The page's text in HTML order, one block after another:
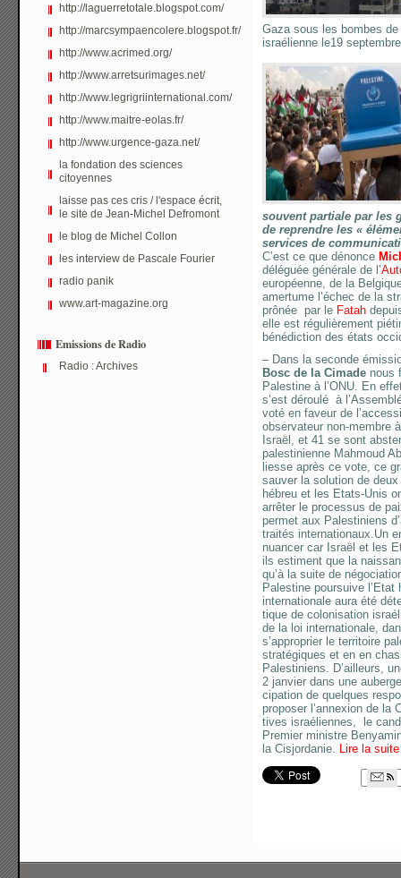
http://laguerretotale.blogspot.com/
http://marcsympaencolere.blogspot.fr/
http://www.acrimed.org/
http://www.arretsurimages.net/
http://www.legrigriinternational.com/
http://www.maitre-eolas.fr/
http://www.urgence-gaza.net/
la fondation des sciences
citoyennes
laisse pas ces cris / l'espace écrit,
le site de Jean-Michel Defromont
le blog de Michel Collon
les interview de Pascale Fourier
radio panik
www.art-magazine.org
Emissions de Radio
Radio : Archives
Gaza sous les bombes de
israélienne le19
souvent partiale par les
de reprendre les «
services de
C’est ce que dénonce
déléguée générale de l’
européenne, de la
amertume l’échec de la
prônée par le Fatah
elle est régulièrement
bénédiction des états
– Dans la seconde
Bosc de la Cimade nous
Palestine à l’ONU. En
s’est déroulé à
voté en faveur de
observateur non-membre
Israël, et 41 se sont
palestinienne Mahmoud
liesse après ce vote, ce
sauver la solution de
hébreu et les Etats-Unis
arrêter le processus de
permet aux Palestiniens
traités internationaux.Un
nuancer car Israël et les
ils estiment que la
qu’à la suite de
Palestine poursuive
internationale aura été
tique de colo­ni­sation
de la loi inter­na­tionale,
s’approprier le ter­ri­toire
stra­té­giques et en en
Pales­ti­niens. D’ailleurs,
2 janvier dans une
ci­pation de quelques
pro­poser l’annexion de
tives israé­liennes, le
Premier ministre
la Cisjordanie. Lire la